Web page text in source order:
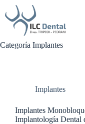
Categoría Implantes
Implantes
Implantes
Implantología Dental